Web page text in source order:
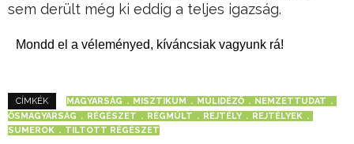
sem derült még ki eddig a teljes igazság.
Mondd el a véleményed, kíváncsiak vagyunk rá!
CÍMKÉK MAGYARSÁG MISZTIKUM MÚLIDÉZŐ
NEMZETTUDAT
ŐSMAGYARSÁG
RÉGÉSZET RÉGMÚLT REJTÉLY
REJTÉLYEK
SUMEROK
TILTOTT RÉGÉSZET